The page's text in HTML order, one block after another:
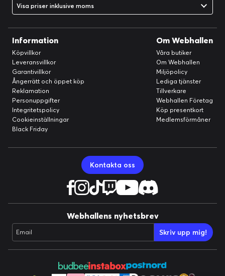
Visa priser inklusive moms
Information
Köpvillkor
Leveransvillkor
Garantivillkor
Ångerrätt och öppet köp
Reklamation
Personuppgifter
Integritetspolicy
Cookieinställningar
Black Friday
Om Webhallen
Våra butiker
Om Webhallen
Miljöpolicy
Lediga tjänster
Tillverkare
Webhallen Företag
Köp presentkort
Medlemsförmåner
Kontakta oss
Webhallens nyhetsbrev
Email Skriv upp mig!